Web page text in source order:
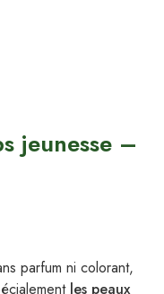
jeunesse –
parfum ni colorant,
les peaux